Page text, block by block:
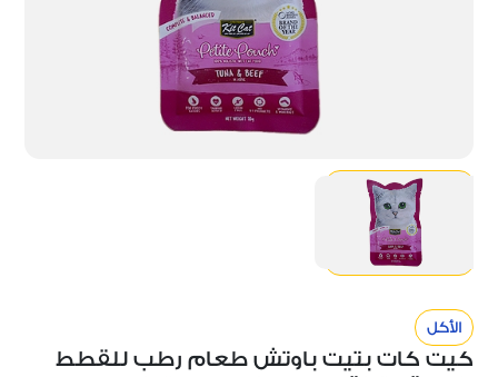
الأكل
كيت كات بتيت باوتش طعام رطب للقطط